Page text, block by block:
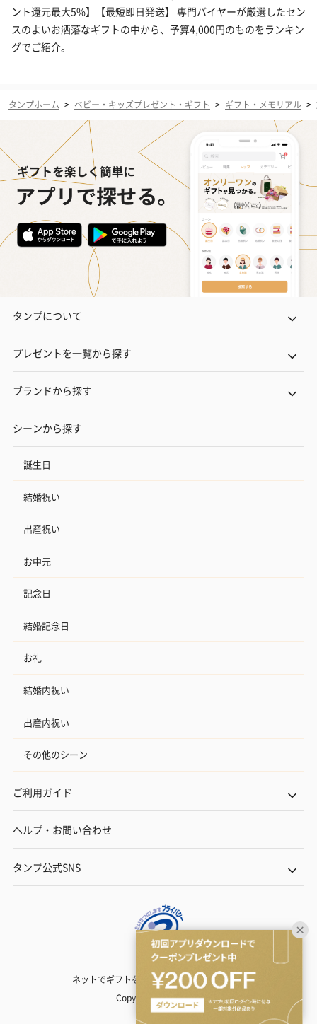
ント還元最大5%】【最短即日発送】 専門バイヤーが厳選したセン
スのよいお洒落なギフトの中から、予算4,000円のものをランキン
グでご紹介。
タンプホーム > ベビー・キッズプレゼント・ギフト > ギフト・メモリアル >
タンプについて
プレゼントを一覧から探す
ブランドから探す
シーンから探す
誕生日
結婚祝い
出産祝い
お中元
記念日
結婚記念日
お礼
結婚内祝い
出産内祝い
その他のシーン
ご利用ガイド
ヘルプ・お問い合わせ
タンプ公式SNS
ネットでギフトを贈るなら | TANP（タンプ）
Copyright© TANP Inc.